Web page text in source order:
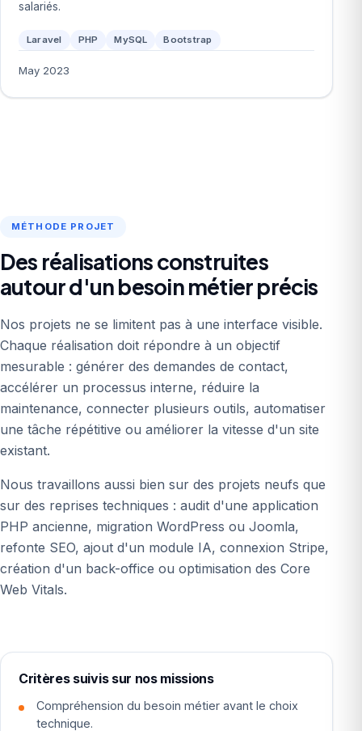
salariés.
Laravel PHP MySQL Bootstrap
May 2023
MÉTHODE PROJET
Des réalisations construites
autour d'un besoin métier précis
Nos projets ne se limitent pas à une interface visible.
Chaque réalisation doit répondre à un objectif
mesurable : générer des demandes de contact,
accélérer un processus interne, réduire la
maintenance, connecter plusieurs outils, automatiser
une tâche répétitive ou améliorer la vitesse d'un site
existant.
Nous travaillons aussi bien sur des projets neufs que
sur des reprises techniques : audit d'une application
PHP ancienne, migration WordPress ou Joomla,
refonte SEO, ajout d'un module IA, connexion Stripe,
création d'un back-office ou optimisation des Core
Web Vitals.
Critères suivis sur nos missions
Compréhension du besoin métier avant le choix
technique.